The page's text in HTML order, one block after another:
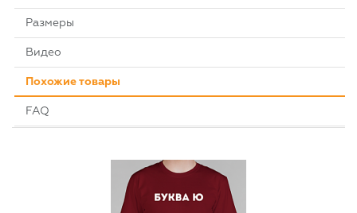
Размеры
Видео
Похожие товары
FAQ